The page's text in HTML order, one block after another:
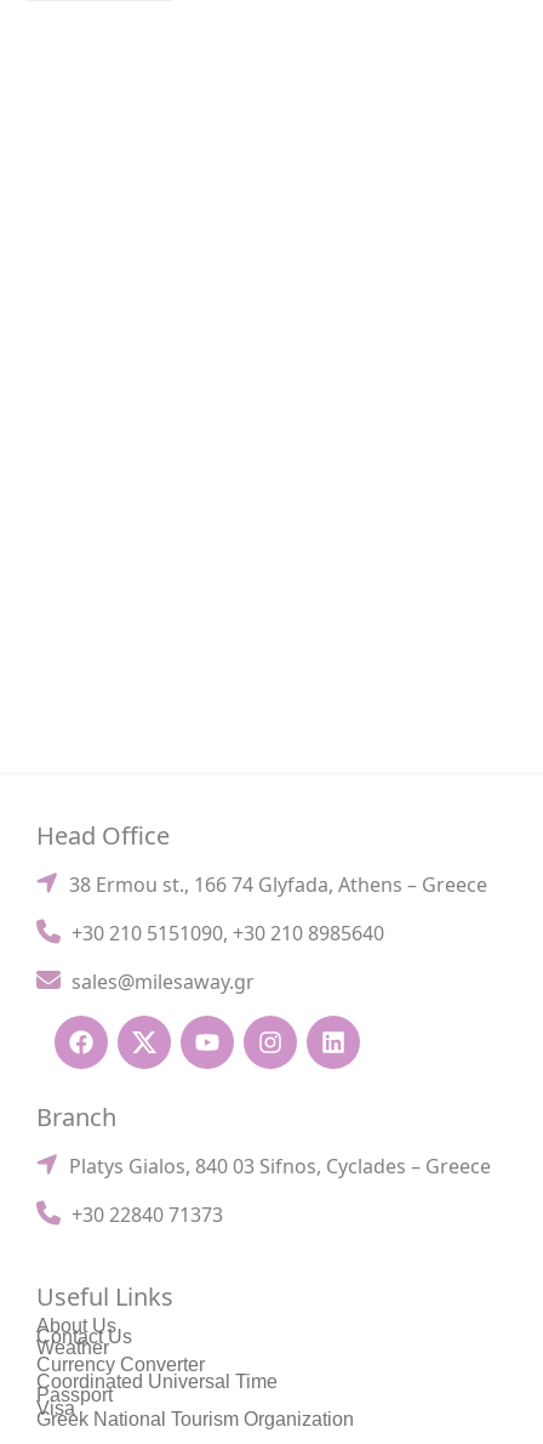
Head Office
38 Ermou st., 166 74 Glyfada, Athens – Greece
+30 210 5151090, +30 210 8985640
sales@milesaway.gr
Branch
Platys Gialos, 840 03 Sifnos, Cyclades – Greece
+30 22840 71373
Useful Links
About Us
Contact Us
Weather
Currency Converter
Coordinated Universal Time
Passport
Visa
Greek National Tourism Organization